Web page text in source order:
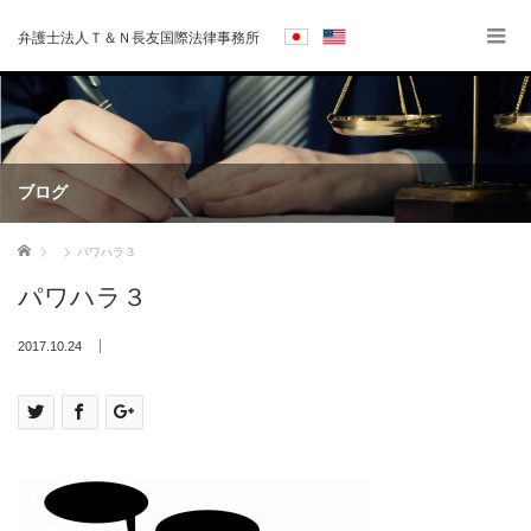
弁護士法人Ｔ＆Ｎ長友国際法律事務所
ブログ
ホーム パワハラ３
パワハラ３
2017.10.24